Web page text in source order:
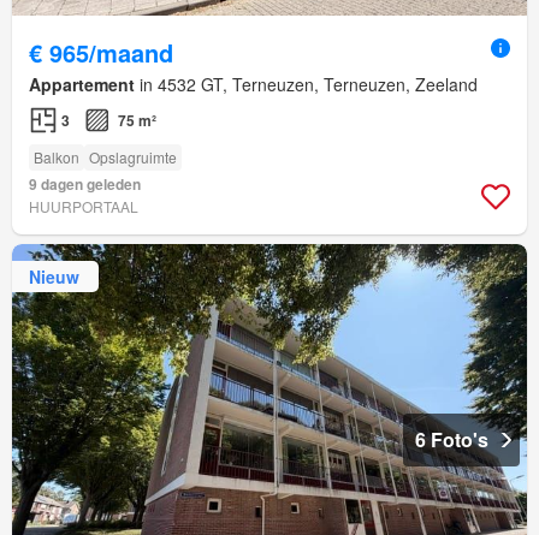
€ 965/maand
Appartement in 4532 GT, Terneuzen, Terneuzen, Zeeland
3 75 m²
Balkon Opslagruimte
9 dagen geleden
HUURPORTAAL
Nieuw
6 Foto's